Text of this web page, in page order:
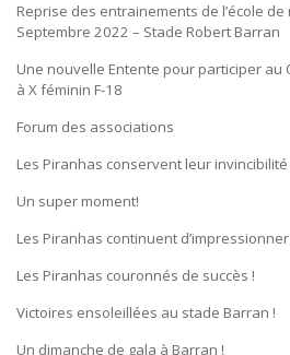
Reprise des entrainements de l’école de
Septembre 2022 – Stade Robert Barran
Une nouvelle Entente pour participer au
à X féminin F-18
Forum des associations
Les Piranhas conservent leur invincibilité
Un super moment!
Les Piranhas continuent d’impressionner
Les Piranhas couronnés de succès !
Victoires ensoleillées au stade Barran !
Un dimanche de gala à Barran !